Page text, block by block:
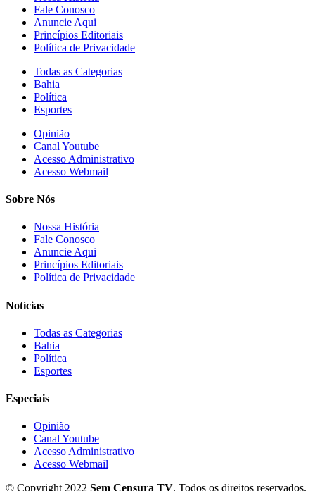
Fale Conosco
Anuncie Aqui
Princípios Editoriais
Política de Privacidade
Todas as Categorias
Bahia
Política
Esportes
Opinião
Canal Youtube
Acesso Administrativo
Acesso Webmail
Sobre Nós
Nossa História
Fale Conosco
Anuncie Aqui
Princípios Editoriais
Política de Privacidade
Notícias
Todas as Categorias
Bahia
Política
Esportes
Especiais
Opinião
Canal Youtube
Acesso Administrativo
Acesso Webmail
© Copyright 2022 Sem Censura TV. Todos os direitos reservados.